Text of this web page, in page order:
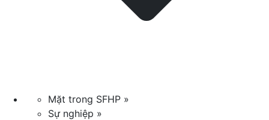
Mặt trong SFHP »
Sự nghiệp »